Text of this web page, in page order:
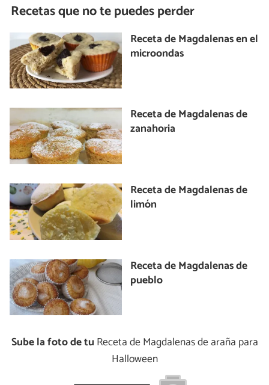
Recetas que no te puedes perder
Receta de Magdalenas en el
microondas
Receta de Magdalenas de
zanahoria
Receta de Magdalenas de
limón
Receta de Magdalenas de
pueblo
Sube la foto de tu Receta de Magdalenas de araña para
Halloween